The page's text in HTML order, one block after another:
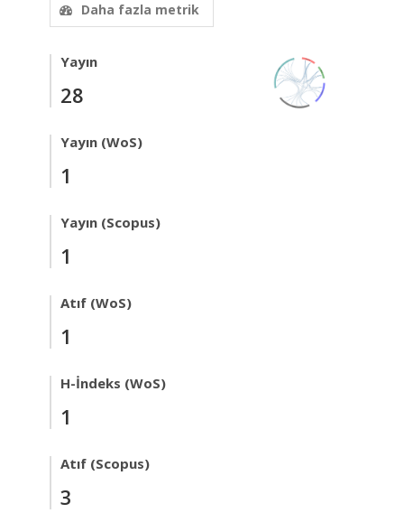
Daha fazla metrik
Yayın
28
Yayın (WoS)
1
Yayın (Scopus)
1
Atıf (WoS)
1
H-İndeks (WoS)
1
Atıf (Scopus)
3